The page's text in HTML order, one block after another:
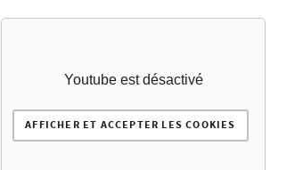
Youtube est désactivé
AFFICHER ET ACCEPTER LES COOKIES